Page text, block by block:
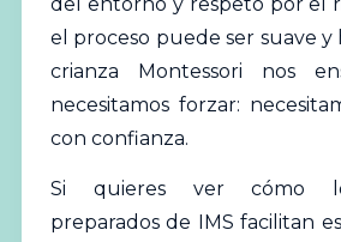
el proceso puede ser suave y
crianza Montessori nos
necesitamos forzar:
con confianza.
Si quieres ver cómo
preparados de IMS facilitan